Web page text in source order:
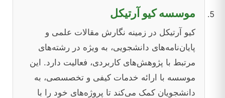
موسسه کیو آرتیکل
کیو آرتیکل در زمینه نگارش مقالات علمی و
پایان‌نامه‌های دانشجویی، به ویژه در رشته‌های
مرتبط با پژوهش‌های کاربردی، فعالیت دارد. این
موسسه با ارائه خدمات کیفی و تخصسصی، به
دانشجویان کمک می‌کند تا پروژه‌های خود را با